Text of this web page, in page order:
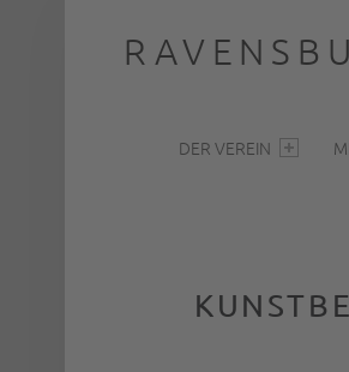
DER VEREIN